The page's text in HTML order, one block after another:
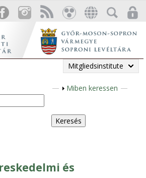
Mitgliedsinstitute
A
z
e
n
Miben keressen
és